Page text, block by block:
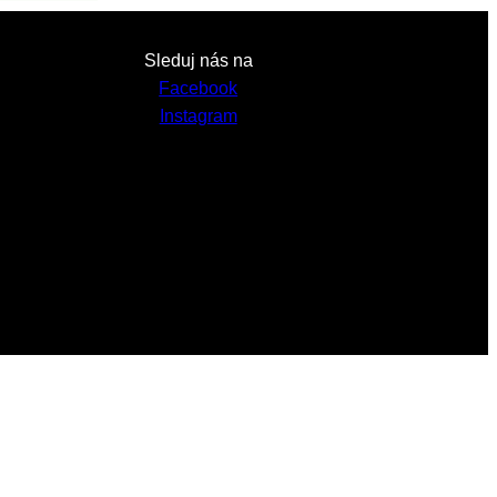
Sleduj nás na
Facebook
Instagram